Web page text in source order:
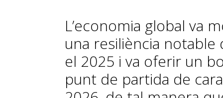
L’economia global va
una resiliència notable
el 2025 i va oferir un
punt de partida de